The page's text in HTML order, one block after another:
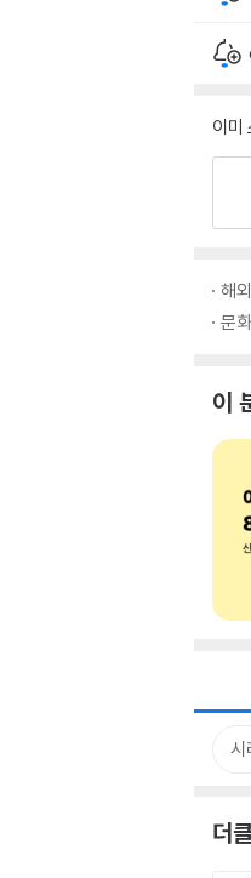
이미
해
문
이
시
더